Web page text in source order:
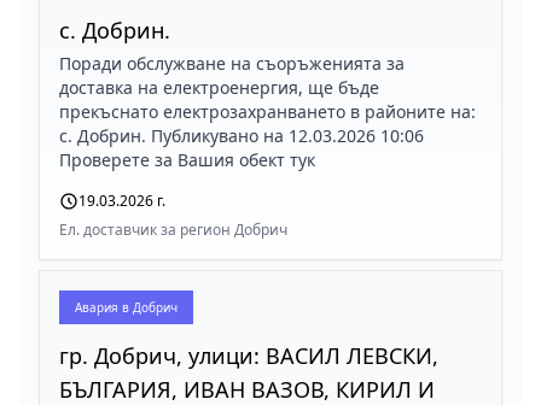
с. Добрин.
Поради обслужване на съоръженията за
доставка на електроенергия, ще бъде
прекъснато електрозахранването в районите на:
с. Добрин. Публикувано на 12.03.2026 10:06
Проверете за Вашия обект тук
19.03.2026 г.
Ел. доставчик за регион Добрич
Авария в Добрич
гр. Добрич, улици: ВАСИЛ ЛЕВСКИ,
БЪЛГАРИЯ, ИВАН ВАЗОВ, КИРИЛ И